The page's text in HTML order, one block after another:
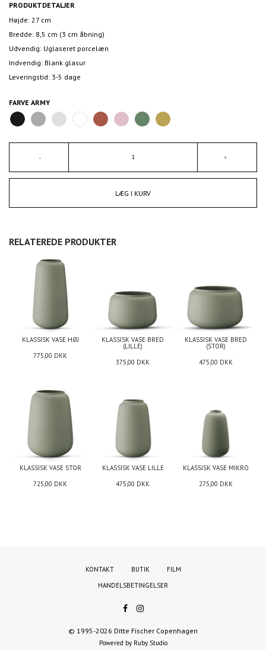
PRODUKTDETALJER
Højde: 27 cm
Bredde: 8,5 cm (3 cm åbning)
Udvendig: Uglaseret porcelæn
Indvendig: Blank glasur
Leveringstid: 3-5 dage
FARVE ARMY
LÆG I KURV
RELATEREDE PRODUKTER
KLASSISK VASE HØJ
775,00 DKK
KLASSISK VASE BRED
(LILLE)
375,00 DKK
KLASSISK VASE BRED
(STOR)
475,00 DKK
KLASSISK VASE STOR
725,00 DKK
KLASSISK VASE LILLE
475,00 DKK
KLASSISK VASE MIKRO
275,00 DKK
KONTAKT BUTIK
FILM
HANDELSBETINGELSER
© 1995-2026 Ditte Fischer Copenhagen
Powered by Ruby Studio